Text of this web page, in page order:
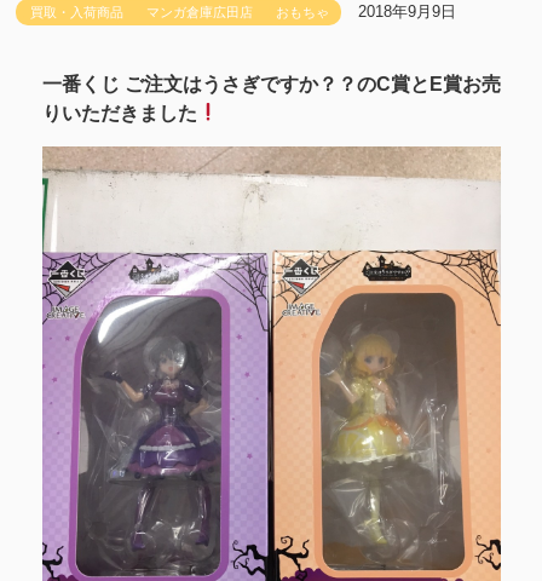
買取・入荷商品 マンガ倉庫広田店 おもちゃ 2018年9月9日
一番くじ ご注文はうさぎですか？？のC賞とE賞お売
りいただきました